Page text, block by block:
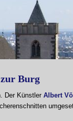
zur Burg
Der Künstler Albert